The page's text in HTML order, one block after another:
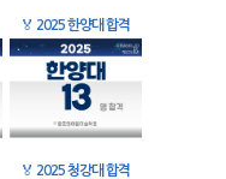
🏅 2025 한양대 합격
🏅 2025 청강대 합격